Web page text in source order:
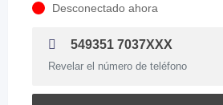
Desconectado ahora
549351 7037XXX
Revelar el número de teléfono